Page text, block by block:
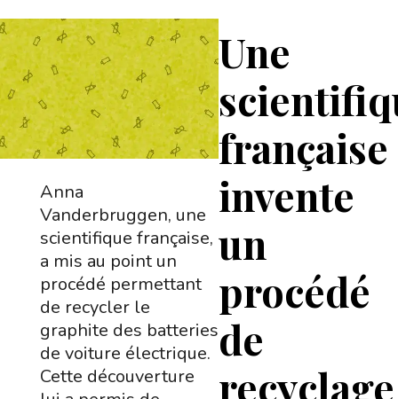
Une
française
invente
un
procédé
de
recyclage
Anna
Vanderbruggen, une
scientifique française,
a mis au point un
procédé permettant
de recycler le
graphite des batteries
de voiture électrique.
Cette découverture